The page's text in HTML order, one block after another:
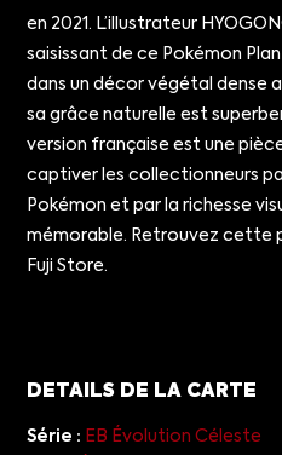
en 2021. L’illustrateur
saisissant de ce Pokémon
dans un décor végétal dense
sa grâce naturelle est
version française est une
captiver les collectionneurs
Pokémon et par la richesse
mémorable. Retrouvez cette
Fuji Store.
DETAILS DE LA CARTE
Série : EB Évolution Céleste